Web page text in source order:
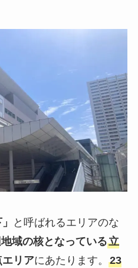
と呼ばれるエリアのな
域の核となっている立
リアにあたります。 23